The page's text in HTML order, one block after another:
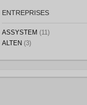
ENTREPRISES
ASSYSTEM (11)
ALTEN (3)